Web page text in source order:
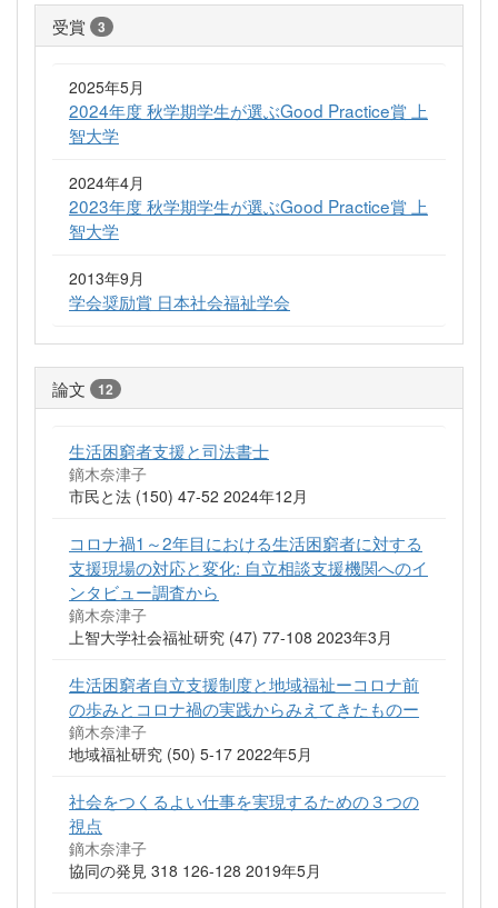
受賞 3
2025年5月
2024年度 秋学期学生が選ぶGood Practice賞 上
智大学
2024年4月
2023年度 秋学期学生が選ぶGood Practice賞 上
智大学
2013年9月
学会奨励賞 日本社会福祉学会
論文 12
生活困窮者支援と司法書士
鏑木奈津子
市民と法 (150) 47-52 2024年12月
コロナ禍1～2年目における生活困窮者に対する
支援現場の対応と変化: 自立相談支援機関へのイ
ンタビュー調査から
鏑木奈津子
上智大学社会福祉研究 (47) 77-108 2023年3月
生活困窮者自立支援制度と地域福祉ーコロナ前
の歩みとコロナ禍の実践からみえてきたものー
鏑木奈津子
地域福祉研究 (50) 5-17 2022年5月
社会をつくるよい仕事を実現するための３つの
視点
鏑木奈津子
協同の発見 318 126-128 2019年5月